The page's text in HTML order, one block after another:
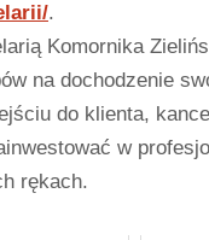
.
Komornika
na dochodzenie
do klienta,
w
rękach.